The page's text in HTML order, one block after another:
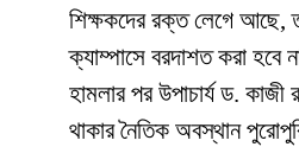
শিক্ষকদের রক্ত লেগে
ক্যাম্পাসে বরদাশত করা
হামলার পর উপাচার্য ড.
থাকার নৈতিক অবস্থান